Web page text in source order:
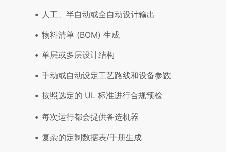
人工、半自动或全自动设计输出
物料清单 (BOM) 生成
单层或多层设计结构
手动或自动设定工艺路线和设备参数
按照选定的 UL 标准进行合规预检
每次运行都会提供备选机器
复杂的定制数据表/手册生成